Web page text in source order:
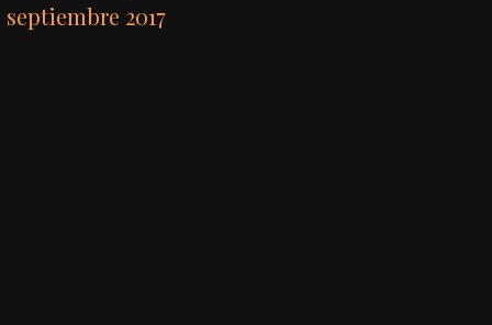
septiembre 2017